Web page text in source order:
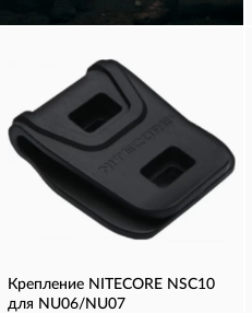
КУПИТЬ
Крепление NITECORE NSC10
для NU06/NU07